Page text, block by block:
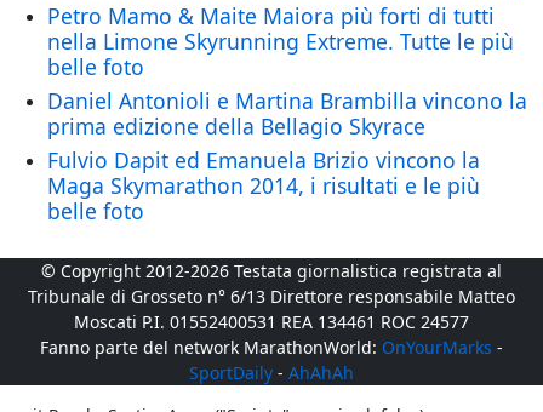
Petro Mamo & Maite Maiora più forti di tutti
nella Limone Skyrunning Extreme. Tutte le più
belle foto
Daniel Antonioli e Martina Brambilla vincono la
prima edizione della Bellagio Skyrace
Fulvio Dapit ed Emanuela Brizio vincono la
Maga Skymarathon 2014, i risultati e le più
belle foto
© Copyright 2012-2026 Testata giornalistica registrata al
Tribunale di Grosseto n° 6/13 Direttore responsabile Matteo
Moscati P.I. 01552400531 REA 134461 ROC 24577
Fanno parte del network MarathonWorld: OnYourMarks -
SportDaily - AhAhAh